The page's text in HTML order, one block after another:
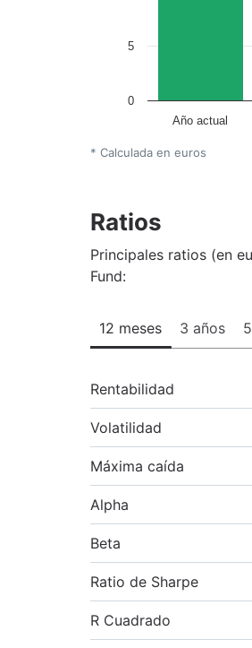
Año actual
0
5
* Calculada en euros
Ratios
Principales ratios (en
Fund:
12 meses 3 años
Rentabilidad
Volatilidad
Máxima caída
Alpha
Beta
Ratio de Sharpe
R Cuadrado